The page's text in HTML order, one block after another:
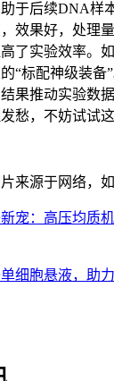
于后续DNA样
效果好，处理
了实验效率。
“标配神级装备
果推动实验数
愁，不妨试试这
来源于网络，
宠：高压均质
细胞悬液，助